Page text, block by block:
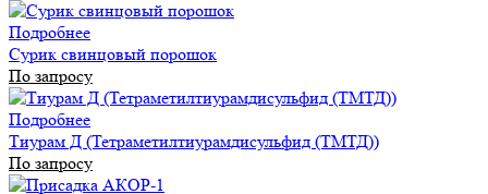
Подробнее
Сурик свинцовый порошок
По запросу
Подробнее
Тиурам Д (Тетраметилтиурамдисульфид (ТМТД))
По запросу